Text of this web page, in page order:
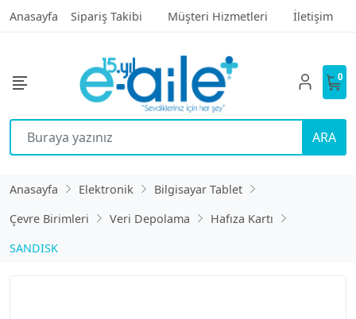
Anasayfa Sipariş Takibi Müşteri Hizmetleri İletişim
ARA
0
Anasayfa Elektronik
Bilgisayar Tablet
Çevre Birimleri
Veri Depolama
Hafıza Kartı
SANDISK